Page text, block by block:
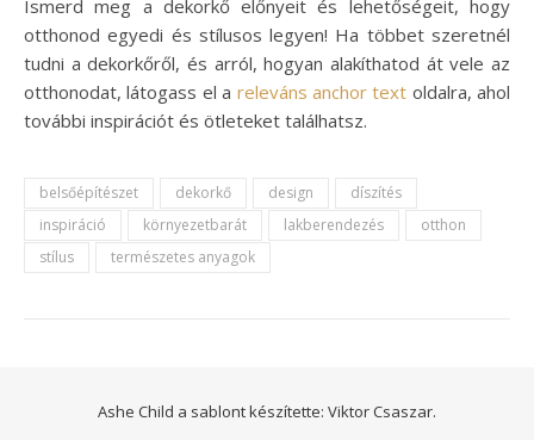
Ismerd meg a dekorkő előnyeit és lehetőségeit, hogy
otthonod egyedi és stílusos legyen! Ha többet szeretnél
tudni a dekorkőről, és arról, hogyan alakíthatod át vele az
otthonodat, látogass el a releváns anchor text oldalra, ahol
további inspirációt és ötleteket találhatsz.
belsőépítészet dekorkő design
díszítés
inspiráció
környezetbarát lakberendezés
otthon
stílus
természetes anyagok
Ashe Child a sablont készítette: Viktor Csaszar.